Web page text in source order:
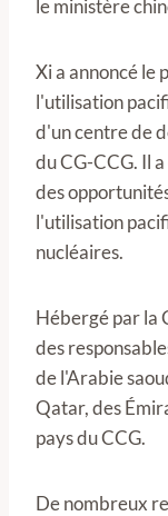
le ministère
Xi a annoncé le
l'utilisation
d'un centre de
du CG-CCG. Il
des
l'utilisation
nucléaires.
Hébergé par la
des
de l'Arabie
Qatar, des
pays du CCG.
De nombreux